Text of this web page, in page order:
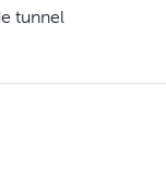
ou du mur d'au
en 2 tailles
la taille qui
tunnel